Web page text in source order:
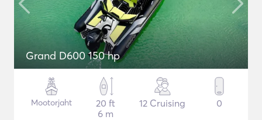
Grand D600 150 hp
Mootorjaht
20 ft
6 m
12 Cruising 0